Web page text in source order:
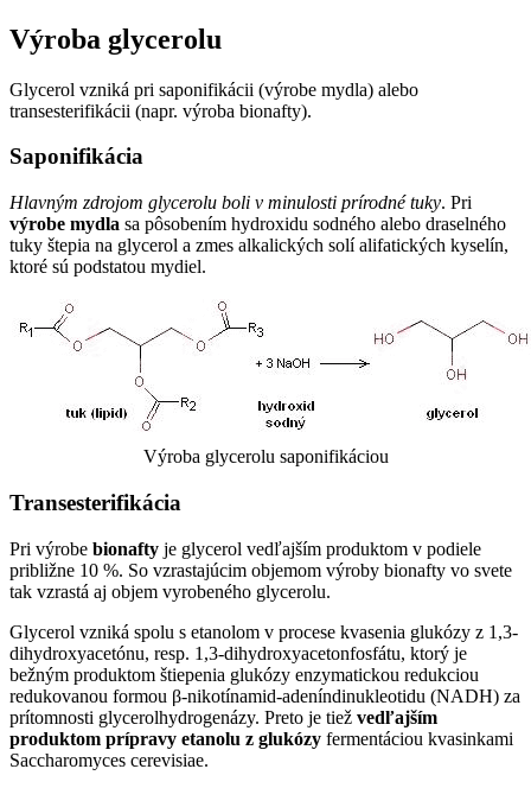
Výroba glycerolu
Glycerol vzniká pri saponifikácii (výrobe mydla) alebo
transesterifikácii (napr. výroba bionafty).
Saponifikácia
Hlavným zdrojom glycerolu boli v minulosti prírodné tuky. Pri
výrobe mydla sa pôsobením hydroxidu sodného alebo draselného
tuky štepia na glycerol a zmes alkalických solí alifatických kyselín,
ktoré sú podstatou mydiel.
Výroba glycerolu saponifikáciou
Transesterifikácia
Pri výrobe bionafty je glycerol vedľajším produktom v podiele
približne 10 %. So vzrastajúcim objemom výroby bionafty vo svete
tak vzrastá aj objem vyrobeného glycerolu.
Glycerol vzniká spolu s etanolom v procese kvasenia glukózy z 1,3-
dihydroxyacetónu, resp. 1,3-dihydroxyacetonfosfátu, ktorý je
bežným produktom štiepenia glukózy enzymatickou redukciou
redukovanou formou β-nikotínamid-adeníndinukleotidu (NADH) za
prítomnosti glycerolhydrogenázy. Preto je tiež vedľajším
produktom prípravy etanolu z glukózy fermentáciou kvasinkami
Saccharomyces cerevisiae.